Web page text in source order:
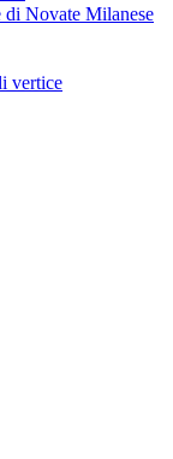
Novate Milanese
vertice